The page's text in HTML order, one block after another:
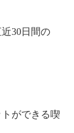
30日間の
ができる喫